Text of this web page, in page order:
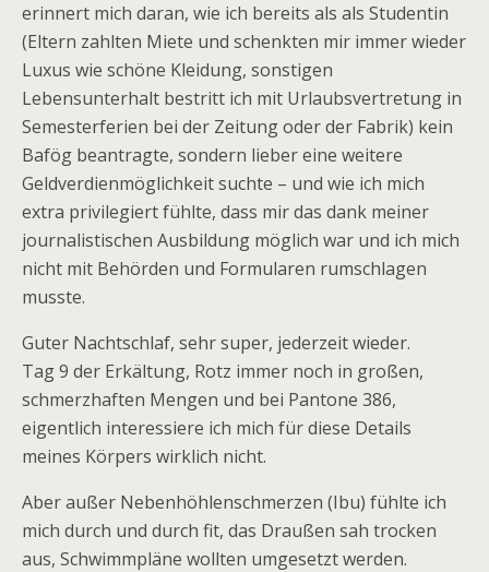
erinnert mich daran, wie ich bereits als als Studentin
(Eltern zahlten Miete und schenkten mir immer wieder
Luxus wie schöne Kleidung, sonstigen
Lebensunterhalt bestritt ich mit Urlaubsvertretung in
Semesterferien bei der Zeitung oder der Fabrik) kein
Bafög beantragte, sondern lieber eine weitere
Geldverdienmöglichkeit suchte – und wie ich mich
extra privilegiert fühlte, dass mir das dank meiner
journalistischen Ausbildung möglich war und ich mich
nicht mit Behörden und Formularen rumschlagen
musste.
Guter Nachtschlaf, sehr super, jederzeit wieder.
Tag 9 der Erkältung, Rotz immer noch in großen,
schmerzhaften Mengen und bei Pantone 386,
eigentlich interessiere ich mich für diese Details
meines Körpers wirklich nicht.
Aber außer Nebenhöhlenschmerzen (Ibu) fühlte ich
mich durch und durch fit, das Draußen sah trocken
aus, Schwimmpläne wollten umgesetzt werden.